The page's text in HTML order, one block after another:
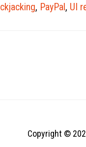
ditipu
halaman web…
, PayPal, UI
Copyright ©